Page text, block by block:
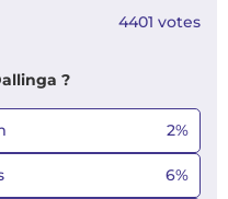
4401 votes
?
2%
6%